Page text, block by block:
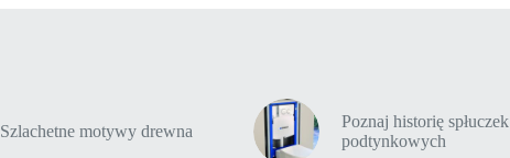
Szlachetne motywy drewna
Poznaj historię spłuczek
podtynkowych